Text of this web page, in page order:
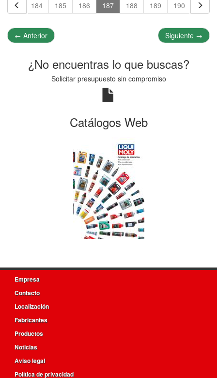
183 184 185 186 187 188 189 190 191
← Anterior Siguiente →
¿No encuentras lo que buscas?
Solicitar presupuesto sin compromiso
Catálogos Web
Empresa
Contacto
Localización
Fabricantes
Productos
Noticias
Aviso legal
Política de privacidad